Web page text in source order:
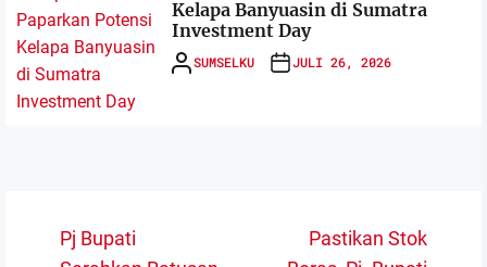
Kelapa Banyuasin di Sumatra
Investment Day
SUMSELKU JULI 26, 2026
Navigasi
Pj Bupati
Pastikan Stok